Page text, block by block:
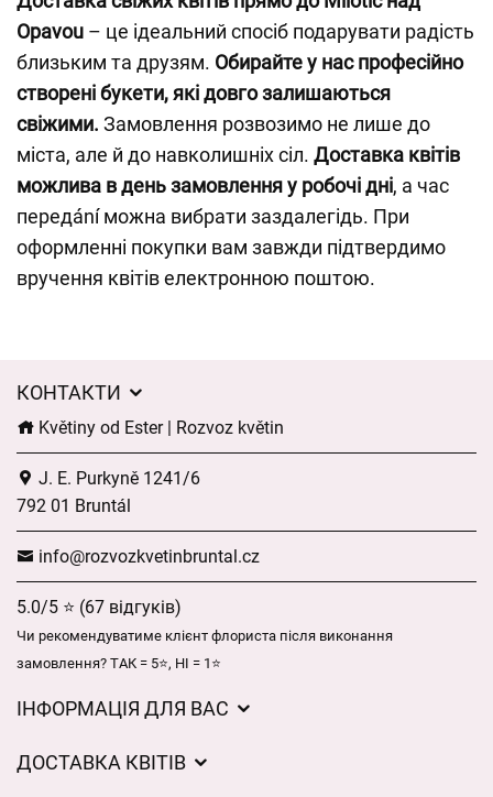
Opavou – це ідеальний спосіб подарувати радість
близьким та друзям. Обирайте у нас професійно
створені букети, які довго залишаються
свіжими. Замовлення розвозимо не лише до
міста, але й до навколишніх сіл. Доставка квітів
можлива в день замовлення у робочі дні, а час
передání можна вибрати заздалегідь. При
оформленні покупки вам завжди підтвердимо
вручення квітів електронною поштою.
КОНТАКТИ
Květiny od Ester | Rozvoz květin
J. E. Purkyně 1241/6
792 01 Bruntál
info@rozvozkvetinbruntal.cz
5.0/5 ⭐ (67 відгуків)
Чи рекомендуватиме клієнт флориста після виконання
замовлення? ТАК = 5⭐, НІ = 1⭐
ІНФОРМАЦІЯ ДЛЯ ВАС
Захист персональних даних
ДОСТАВКА КВІТІВ